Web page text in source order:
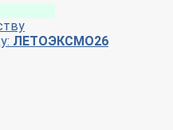
ЛЕТОЭКСМО26